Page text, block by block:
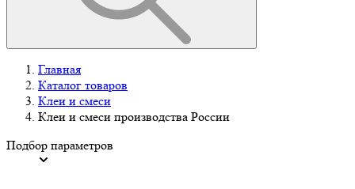
Главная
Каталог товаров
Клеи и смеси
Клеи и смеси производства России
Подбор параметров